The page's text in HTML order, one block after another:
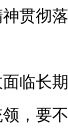
贯彻
临长
，要